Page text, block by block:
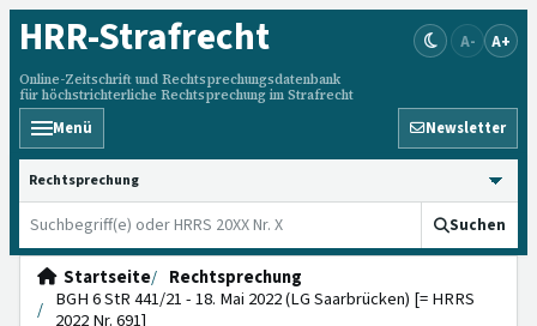
HRR-Strafrecht
Online-Zeitschrift und Rechtsprechungsdatenbank
für höchstrichterliche Rechtsprechung im Strafrecht
A- A+
Menü Newsletter
HRRS durchsuchen
Suchen
Startseite
Rechtsprechung
BGH 6 StR 441/21 - 18. Mai 2022 (LG Saarbrücken) [= HRRS
2022 Nr. 691]